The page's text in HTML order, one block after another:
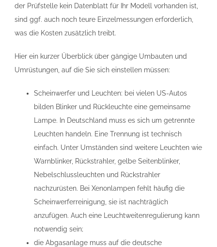
der Prüfstelle kein Datenblatt für Ihr Modell vorhanden ist,
sind ggf. auch noch teure Einzelmessungen erforderlich,
was die Kosten zusätzlich treibt.
Hier ein kurzer Überblick über gängige Umbauten und
Umrüstungen, auf die Sie sich einstellen müssen:
Scheinwerfer und Leuchten: bei vielen US-Autos
bilden Blinker und Rückleuchte eine gemeinsame
Lampe. In Deutschland muss es sich um getrennte
Leuchten handeln. Eine Trennung ist technisch
einfach. Unter Umständen sind weitere Leuchten wie
Warnblinker, Rückstrahler, gelbe Seitenblinker,
Nebelschlussleuchten und Rückstrahler
nachzurüsten. Bei Xenonlampen fehlt häufig die
Scheinwerferreinigung, sie ist nachträglich
anzufügen. Auch eine Leuchtweitenregulierung kann
notwendig sein;
die Abgasanlage muss auf die deutsche